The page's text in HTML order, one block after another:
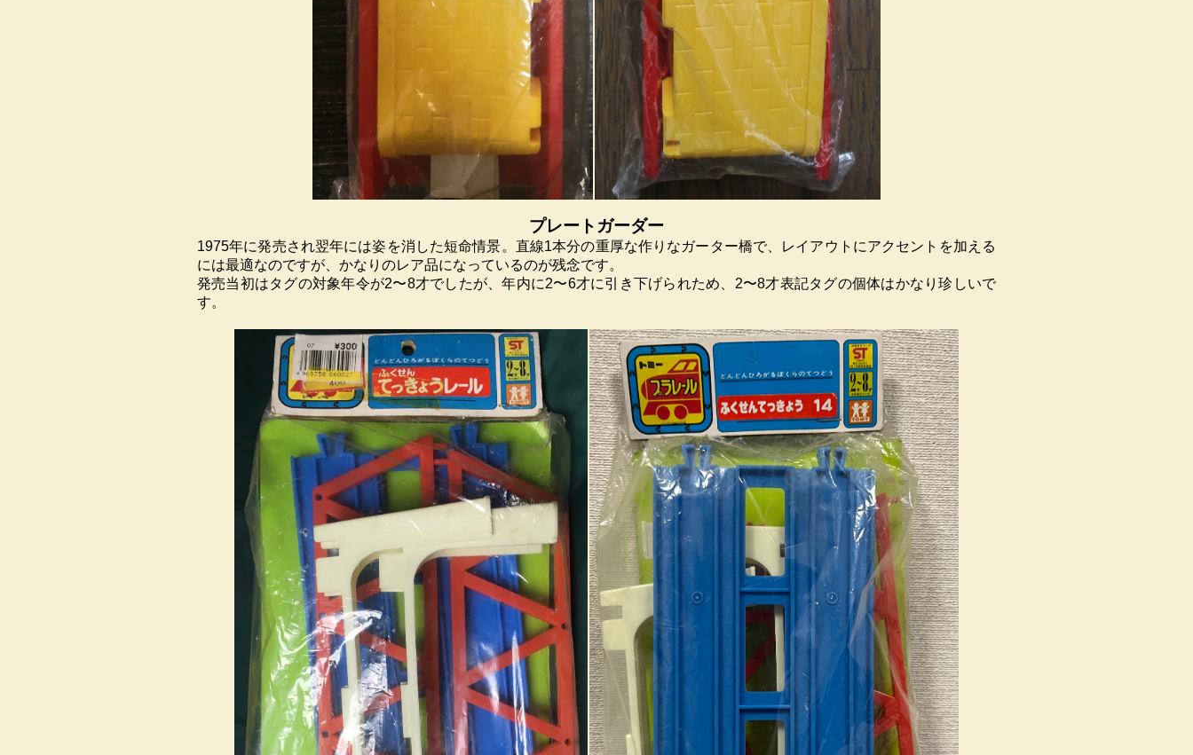
プレートガーダー
1975年に発売され翌年には姿を消した短命情景。直線1本分の重厚な作りなガーター橋で、レイアウトにアクセントを加える
には最適なのですが、かなりのレア品になっているのが残念です。
発売当初はタグの対象年令が2〜8才でしたが、年内に2〜6才に引き下げられため、2〜8才表記タグの個体はかなり珍しいで
す。